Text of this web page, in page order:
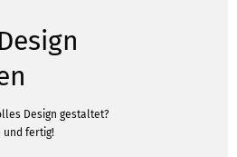
Design gestaltet?
und fertig!